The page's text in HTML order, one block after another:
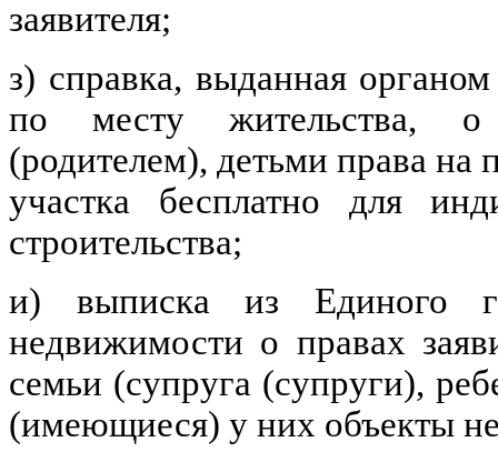
заявителя;
з) справка, выданная
по месту жительства, о
(родителем), детьми права на
участка бесплатно для
строительства;
и) выписка из Единого
недвижимости о правах
семьи (супруга (супруги),
(имеющиеся) у них объекты